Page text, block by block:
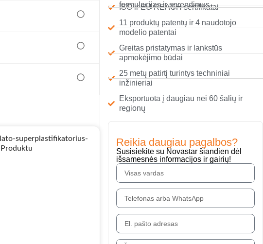
formulacijas ir sprendimus
ISO ir EU REACH sertifikatai
11 produktų patentų ir 4 naudotojo
modelio patentai
Greitas pristatymas ir lankstūs
apmokėjimo būdai
25 metų patirtį turintys techniniai
inžinieriai
Eksportuota į daugiau nei 60 šalių ir
regionų
Reikia daugiau pagalbos?
Susisiekite su Novastar šiandien dėl
išsamesnės informacijos ir gairių!